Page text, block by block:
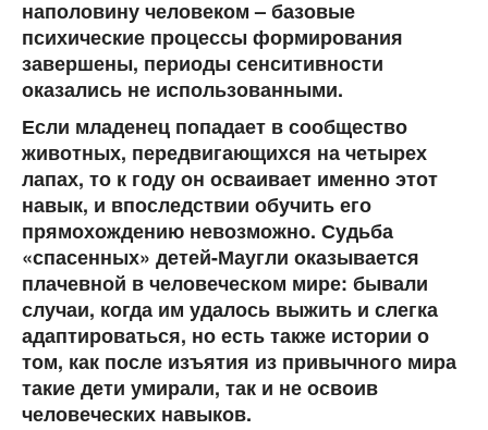
наполовину человеком – базовые
психические процессы формирования
завершены, периоды сенситивности
оказались не использованными.
Если младенец попадает в сообщество
животных, передвигающихся на четырех
лапах, то к году он осваивает именно этот
навык, и впоследствии обучить его
прямохождению невозможно. Судьба
«спасенных» детей-Маугли оказывается
плачевной в человеческом мире: бывали
случаи, когда им удалось выжить и слегка
адаптироваться, но есть также истории о
том, как после изъятия из привычного мира
такие дети умирали, так и не освоив
человеческих навыков.